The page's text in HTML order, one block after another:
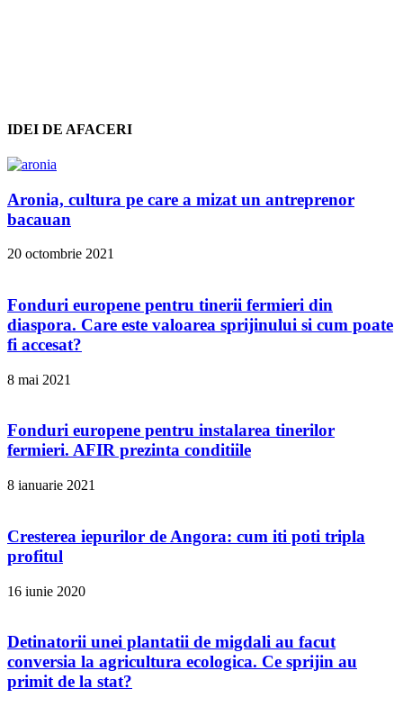
IDEI DE AFACERI
Aronia, cultura pe care a mizat un antreprenor
bacauan
20 octombrie 2021
Fonduri europene pentru tinerii fermieri din
diaspora. Care este valoarea sprijinului si cum poate
fi accesat?
8 mai 2021
Fonduri europene pentru instalarea tinerilor
fermieri. AFIR prezinta conditiile
8 ianuarie 2021
Cresterea iepurilor de Angora: cum iti poti tripla
profitul
16 iunie 2020
Detinatorii unei plantatii de migdali au facut
conversia la agricultura ecologica. Ce sprijin au
primit de la stat?